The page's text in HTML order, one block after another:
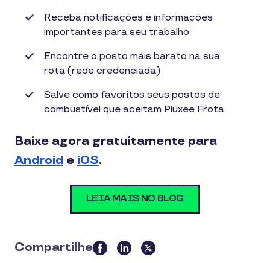
Receba notificações e informações
importantes para seu trabalho
Encontre o posto mais barato na sua
rota (rede credenciada)
Salve como favoritos seus postos de
combustível que aceitam Pluxee Frota
Baixe agora gratuitamente para
Android e iOS.
LEIA MAIS NO BLOG
Compartilhe
this